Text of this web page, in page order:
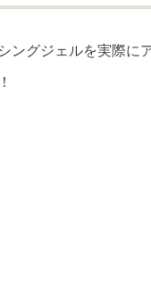
ングジェルを実際に